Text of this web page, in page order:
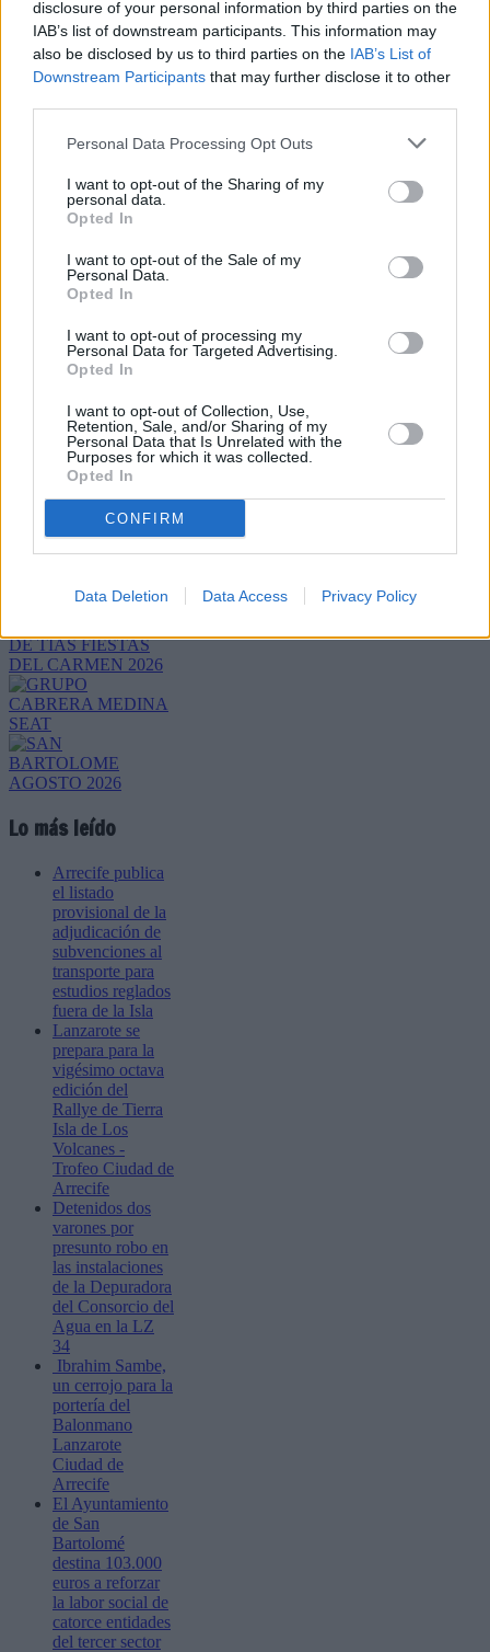
disclosure of your personal information by third parties on the
IAB’s list of downstream participants. This information may
also be disclosed by us to third parties on the IAB’s List of
Downstream Participants that may further disclose it to other
Personal Data Processing Opt Outs
I want to opt-out of the Sharing of my
personal data.
Opted In
I want to opt-out of the Sale of my
Personal Data.
Opted In
I want to opt-out of processing my
Personal Data for Targeted Advertising.
Opted In
I want to opt-out of Collection, Use,
Retention, Sale, and/or Sharing of my
Personal Data that Is Unrelated with the
Purposes for which it was collected.
Opted In
CONFIRM
Data Deletion Data Access Privacy Policy
España, así como para aquellos que se
encuentren en tránsito. Estos últimos
no serán sometidos a control; la
finalidad en este caso es aumentar la
trazabilidad internacional del virus.
Estarán exentos de estos trámites
Refescar
JComments
PUBLICIDAD
Lo más leído
Arrecife publica
el listado
provisional de la
adjudicación de
subvenciones al
transporte para
estudios reglados
fuera de la Isla
Lanzarote se
prepara para la
vigésimo octava
edición del
Rallye de Tierra
Isla de Los
Volcanes -
Trofeo Ciudad de
Arrecife
Detenidos dos
varones por
presunto robo en
las instalaciones
de la Depuradora
del Consorcio del
Agua en la LZ
34
Ibrahim Sambe,
un cerrojo para la
portería del
Balonmano
Lanzarote
Ciudad de
Arrecife
El Ayuntamiento
de San
Bartolomé
destina 103.000
euros a reforzar
la labor social de
catorce entidades
del tercer sector